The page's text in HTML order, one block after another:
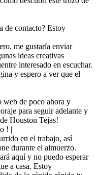
de contacto? Estoy
me gustaría enviar
ideas creativas
interesado en escuchar.
y espero a ver que el
web de poco ahora y
para seguir adelante y
Houston Tejas!
! |
en el trabajo, así
durante el almuerzo.
aquí y no puedo esperar
a casa. Estoy